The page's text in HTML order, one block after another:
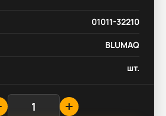
01011-32210
BLUMAQ
шт.